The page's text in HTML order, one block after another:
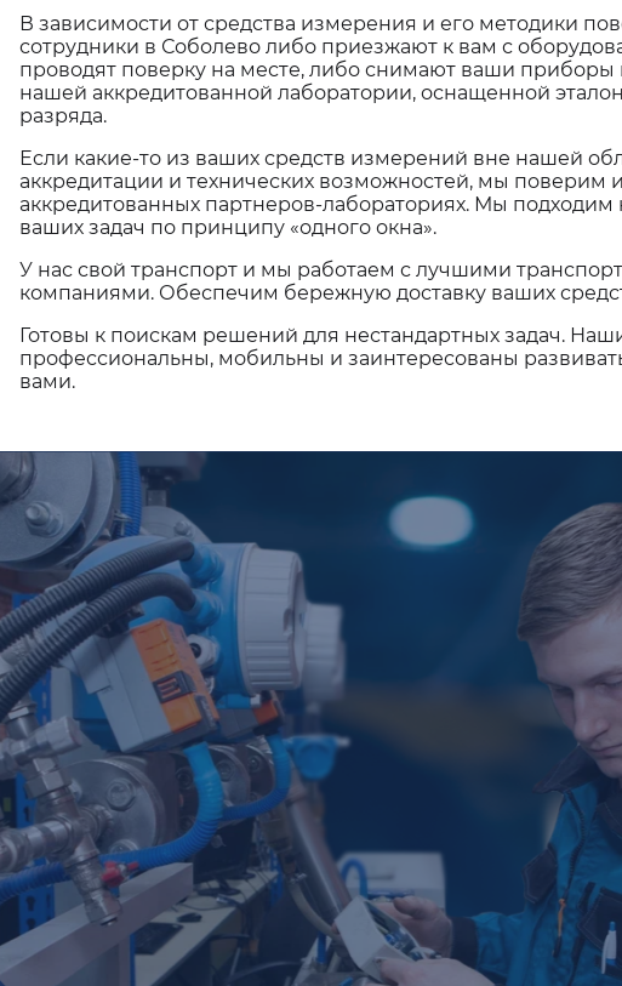
В зависимости от средства измерения и его методики
сотрудники в Соболево либо приезжают к вам с
проводят поверку на месте, либо снимают ваши приборы
нашей аккредитованной лаборатории, оснащенной
разряда.
Если какие-то из ваших средств измерений вне нашей
аккредитации и технических возможностей, мы поверим
аккредитованных партнеров-лабораториях. Мы
ваших задач по принципу «одного окна».
У нас свой транспорт и мы работаем с лучшими
компаниями. Обеспечим бережную доставку ваших
Готовы к поискам решений для нестандартных задач.
профессиональны, мобильны и заинтересованы
вами.